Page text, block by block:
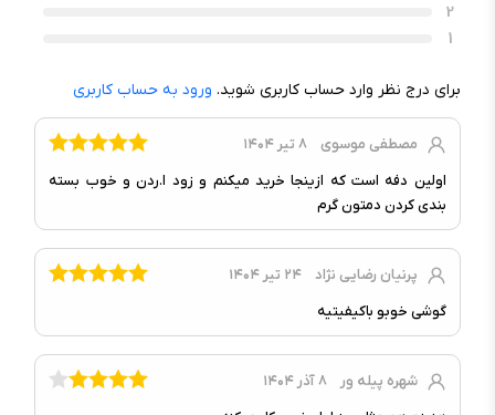
نسخه سیستم عامل در زمان عرضه :
چیپست :
Exynos ۱۳۸۰ (۵nm)
۴x۲.۴GHz Cortex-A۷۸ &
۴x۲.۰GHz Cortex-A۵۵, هشت
هسته‌ای
پردازنده گرافیکی :
حافظه و رم
درگاه کارت حافظه :
حافظه داخلی :
۱۲۸ گیگابایت
2
1
برای درج نظر وارد حساب کاربری شوید. ورود به حساب کاربری
مصطفی موسوی
۸ تیر ۱۴۰۴
اولین دفه است که ازینجا خرید میکنم و زود ا.ردن و خوب بسته
بندی کردن دمتون گرم
پرنیان رضایی نژاد
۲۴ تیر ۱۴۰۴
گوشی خوبو باکیفیتیه
شهره پیله‌ ور
۸ آذر ۱۴۰۴